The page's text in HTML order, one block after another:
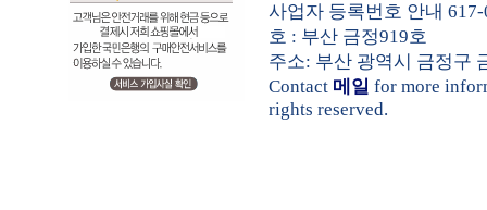
사업자 등록번호 안내
호 : 부산 금정919호
주소: 부산 광역시 금정구
Contact 메일 for more
rights reserved.